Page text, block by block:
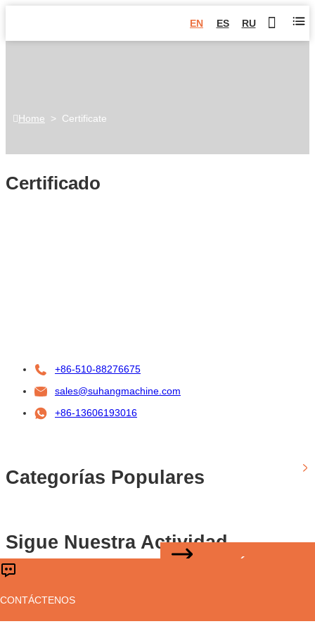
EN ES RU
Home > Certificate
Certificado
+86-510-88276675
sales@suhangmachine.com
+86-13606193016
Categorías Populares
Sigue Nuestra Actividad
Derechos de autor © Sussman Machinery(Wuxi)Co.,Ltd
CONTÁCTENOS